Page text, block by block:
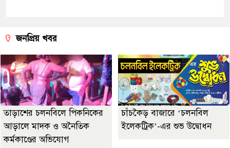
জনপ্রিয় খবর
তাড়াশের চলনবিলে পিকনিকের
আড়ালে মাদক ও অনৈতিক
কর্মকাণ্ডের অভিযোগ
চাঁচকৈড় বাজারে ‘চলনবিল
ইলেকট্রিক’-এর শুভ উদ্বোধন